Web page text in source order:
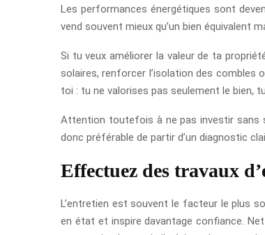
Les performances énergétiques sont
vend souvent mieux qu’un bien équivalent
Si tu veux améliorer la valeur de ta
solaires, renforcer l’isolation des combles
toi : tu ne valorises pas seulement le bien,
Attention toutefois à ne pas investir sans
donc préférable de partir d’un diagnostic
Effectuez des travaux
L’entretien est souvent le facteur le plus
en état et inspire davantage confiance.